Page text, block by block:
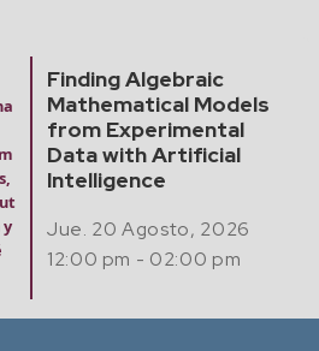
Semina
Matem
áticas,
Comput
ación y
La ciberseguridad en la
era de los grandes
modelos de lenguaje
Jue. 27 Agosto, 2026